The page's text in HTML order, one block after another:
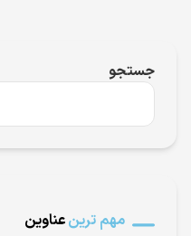
جستجو
مهم ترینعناوین